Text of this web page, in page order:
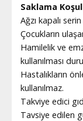
Saklama
Ağzı kapalı
Çocukların
Hamilelik ve
kullanılması
Hastalıkların
kullanılmaz.
Takviye edici
Tavsiye edilen